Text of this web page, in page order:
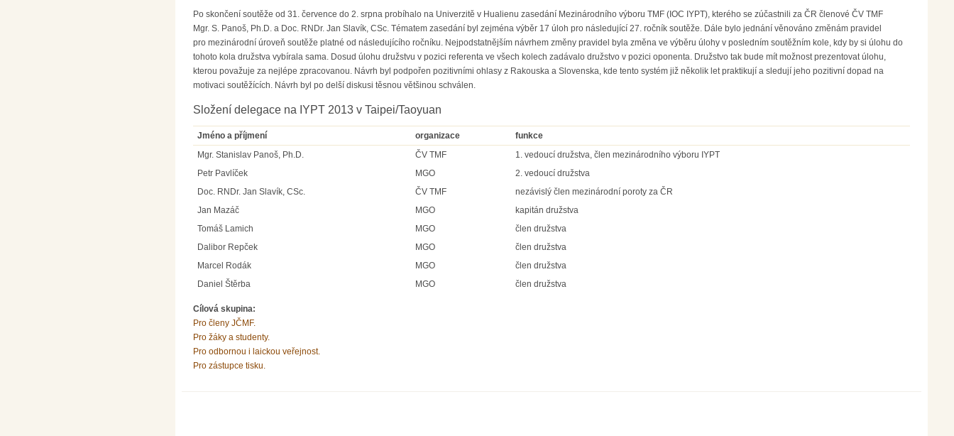
Po skončení soutěže od 31. července do 2. srpna probíhalo na Univerzitě v Hualienu zasedání Mezinárodního výboru TMF (IOC IYPT), kterého se zúčastnili za ČR členové ČV TMF
Mgr. S. Panoš, Ph.D. a Doc. RNDr. Jan Slavík, CSc. Tématem zasedání byl zejména výběr 17 úloh pro následující 27. ročník soutěže. Dále bylo jednání věnováno změnám pravidel
pro mezinárodní úroveň soutěže platné od následujícího ročníku. Nejpodstatnějším návrhem změny pravidel byla změna ve výběru úlohy v posledním soutěžním kole, kdy by si úlohu do
tohoto kola družstva vybírala sama. Dosud úlohu družstvu v pozici referenta ve všech kolech zadávalo družstvo v pozici oponenta. Družstvo tak bude mít možnost prezentovat úlohu,
kterou považuje za nejlépe zpracovanou. Návrh byl podpořen pozitivními ohlasy z Rakouska a Slovenska, kde tento systém již několik let praktikují a sledují jeho pozitivní dopad na
motivaci soutěžících. Návrh byl po delší diskusi těsnou většinou schválen.
Složení delegace na IYPT 2013 v Taipei/Taoyuan
Jméno a příjmení organizace
funkce
Mgr. Stanislav Panoš, Ph.D.
ČV TMF
1. vedoucí družstva, člen mezinárodního výboru IYPT
Petr Pavlíček
MGO
2. vedoucí družstva
Doc. RNDr. Jan Slavík, CSc.
ČV TMF
nezávislý člen mezinárodní poroty za ČR
Jan Mazáč
MGO
kapitán družstva
Tomáš Lamich
MGO
člen družstva
Dalibor Repček
MGO
člen družstva
Marcel Rodák
MGO
člen družstva
Daniel Štěrba
MGO člen družstva
Cílová skupina:
Pro členy JČMF.
Pro žáky a studenty.
Pro odbornou i laickou veřejnost.
Pro zástupce tisku.